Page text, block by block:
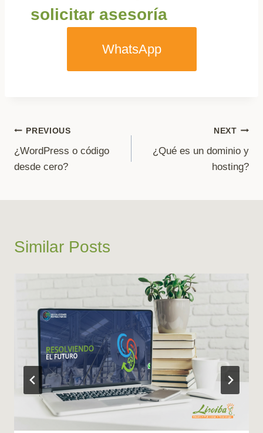
solicitar asesoría
WhatsApp
PREVIOUS
¿WordPress o código
desde cero?
NEXT
¿Qué es un dominio y
hosting?
Similar Posts